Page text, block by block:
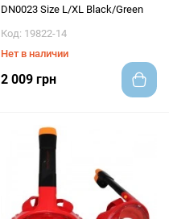
DN0023 Size L/XL Black/Green
Код: 19822-14
Нет в наличии
2 009 грн